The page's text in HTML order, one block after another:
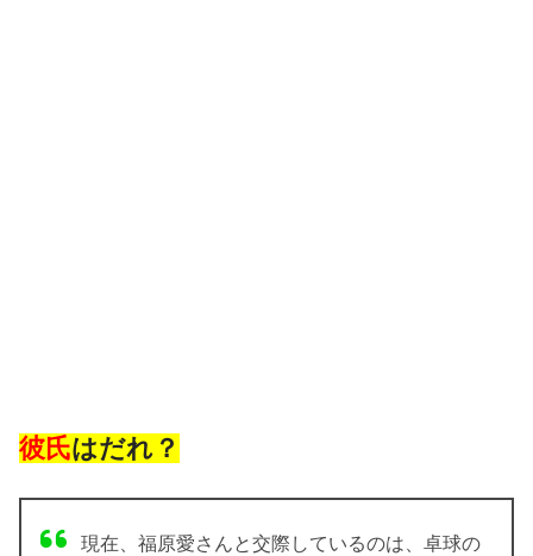
彼氏はだれ？
現在、福原愛さんと交際しているのは、卓球の